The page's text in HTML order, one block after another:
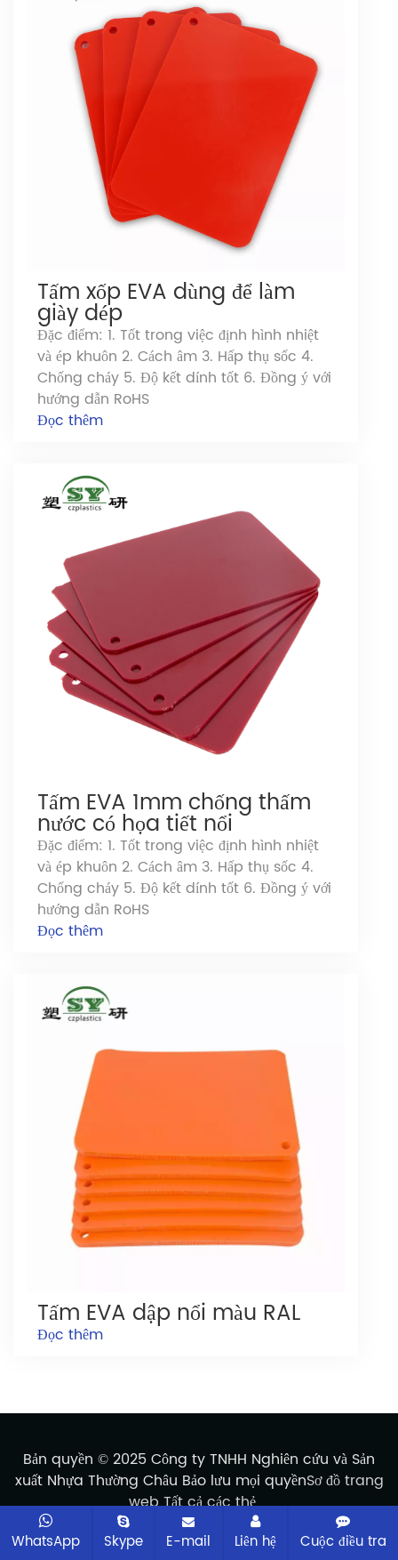
Tấm xốp EVA dùng để làm
giày dép
Đặc điểm: 1. Tốt trong việc định hình nhiệt
và ép khuôn 2. Cách âm 3. Hấp thụ sốc 4.
Chống cháy 5. Độ kết dính tốt 6. Đồng ý với
hướng dẫn RoHS
Đọc thêm
Tấm EVA 1mm chống thấm
nước có họa tiết nổi
Đặc điểm: 1. Tốt trong việc định hình nhiệt
và ép khuôn 2. Cách âm 3. Hấp thụ sốc 4.
Chống cháy 5. Độ kết dính tốt 6. Đồng ý với
hướng dẫn RoHS
Đọc thêm
Tấm EVA dập nổi màu RAL
Đọc thêm
Bản quyền © 2025 Công ty TNHH Nghiên cứu và Sản
xuất Nhựa Thường Châu Bảo lưu mọi quyềnSơ đồ trang
webTất cả các thẻ
WhatsApp Skype E-mail Liên hệ Cuộc điều tra